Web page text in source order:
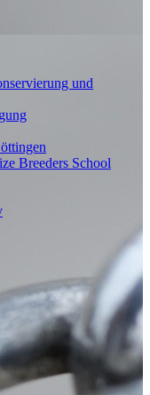
und
Breeders School